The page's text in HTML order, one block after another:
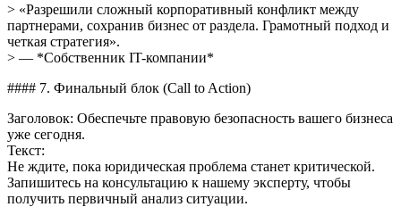
> «Разрешили сложный корпоративный конфликт между
партнерами, сохранив бизнес от раздела. Грамотный подход и
четкая стратегия».
> — *Собственник IT-компании*
#### 7. Финальный блок (Call to Action)
Заголовок: Обеспечьте правовую безопасность вашего бизнеса
уже сегодня.
Текст:
Не ждите, пока юридическая проблема станет критической.
Запишитесь на консультацию к нашему эксперту, чтобы
получить первичный анализ ситуации.